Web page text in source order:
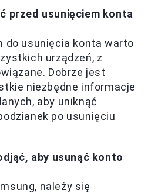
przed usunięciem konta
do usunięcia konta warto
urządzeń, z
Dobrze jest
niezbędne informacje
aby uniknąć
po usunięciu
aby usunąć konto
należy się